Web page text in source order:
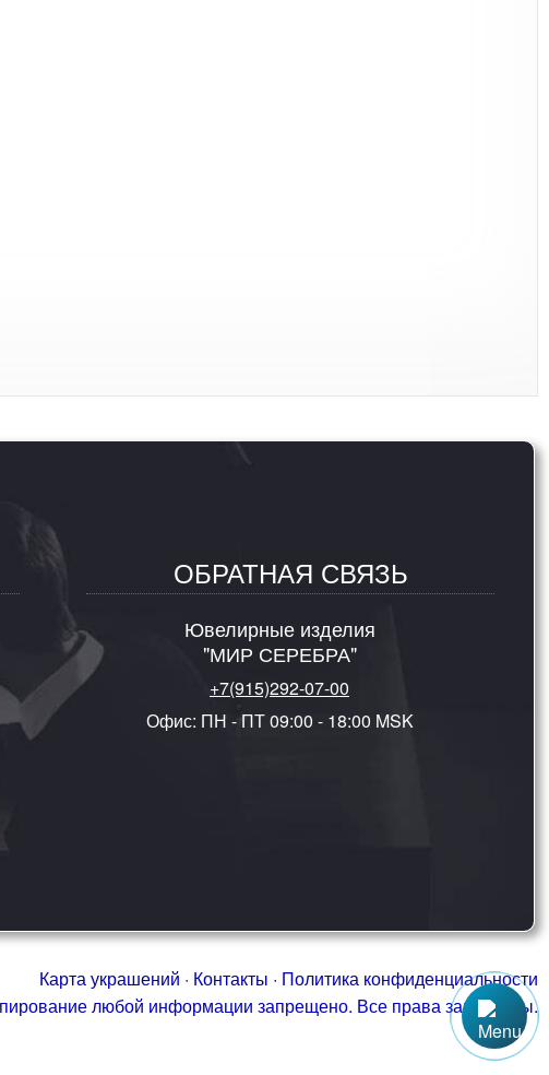
ОБРАТНАЯ СВЯЗЬ
Ювелирные изделия
"МИР СЕРЕБРА"
+7(915)292-07-00
Офис: ПН - ПТ 09:00 - 18:00 MSK
Карта украшений · Контакты · Политика конфиденциальности
любой информации запрещено. Все права защищены.